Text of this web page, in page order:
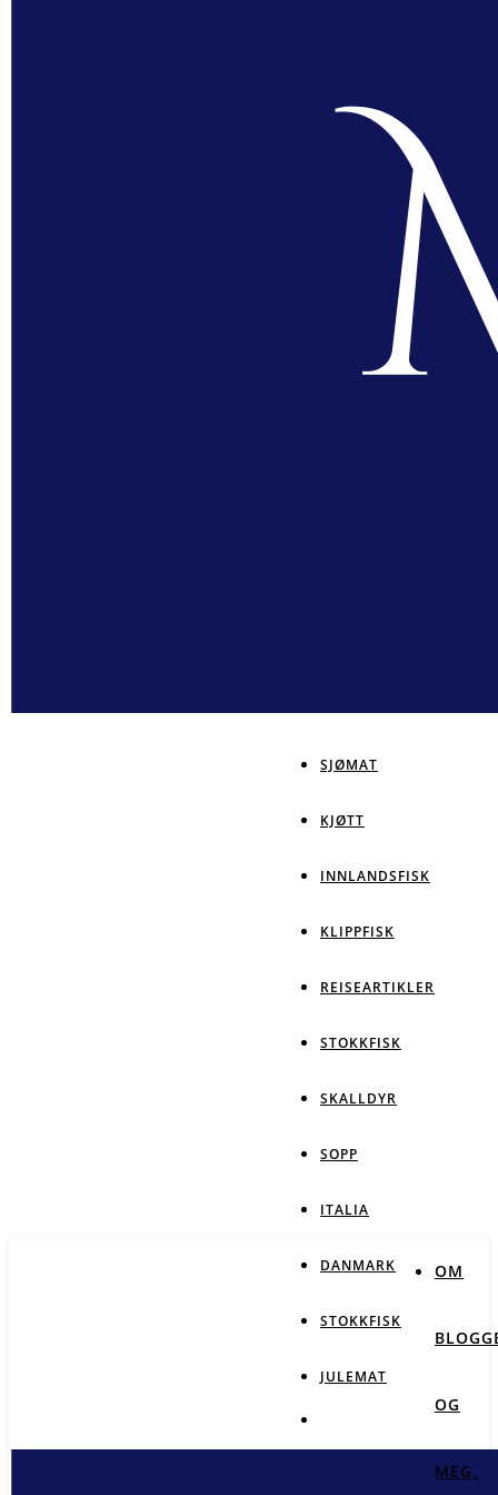
SJØMAT
KJØTT
INNLANDSFISK
KLIPPFISK
REISEARTIKLER
STOKKFISK
SKALLDYR
SOPP
ITALIA
DANMARK
STOKKFISK
JULEMAT
OM
OG
MEG,